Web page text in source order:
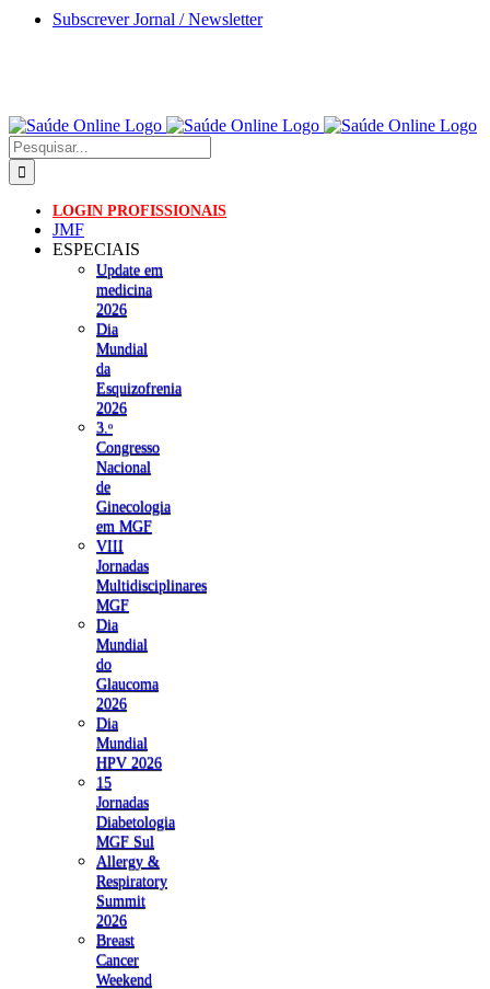
Skip
Subscrever Jornal / Newsletter
Pesquisar
LOGIN PROFISSIONAIS
JMF
ESPECIAIS
Update em
medicina
2026
Dia
Mundial
da
Esquizofrenia
2026
3.ᵒ
Congresso
Nacional
de
Ginecologia
em MGF
VIII
Jornadas
Multidisciplinares
MGF
Dia
Mundial
do
Glaucoma
2026
Dia
Mundial
HPV 2026
15
Jornadas
Diabetologia
MGF Sul
Allergy &
Respiratory
Summit
2026
Breast
Cancer
Weekend